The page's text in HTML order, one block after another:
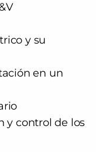
y su
en un
y control de los